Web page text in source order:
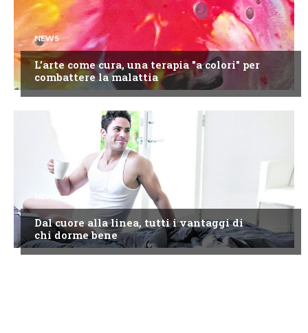
NEWS
L'arte come cura, una terapia "a colori" per
combattere la malattia
Dal cuore alla linea, tutti i vantaggi di
chi dorme bene